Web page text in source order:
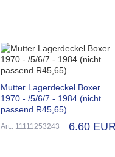
Mutter Lagerdeckel Boxer
1970 - /5/6/7 - 1984 (nicht
passend R45,65)
Art.: 11111253243 6.60